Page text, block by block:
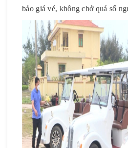
bảo giá vé, không chở quá số